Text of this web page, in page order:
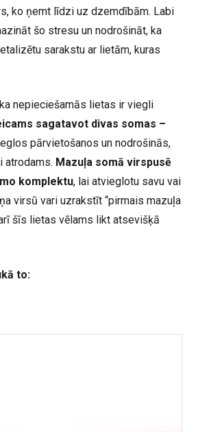
ko ņemt līdzi uz dzemdībām. Labi
šo stresu un nodrošināt, ka
sarakstu ar lietām, kuras
nepieciešamās lietas ir viegli
sagatavot divas somas –
pārvietošanos un nodrošinās,
atrodams. Mazuļa somā virspusē
komplektu, lai atvieglotu savu vai
virsū vari uzrakstīt “pirmais mazuļa
šīs lietas vēlams likt atsevišķā
to: